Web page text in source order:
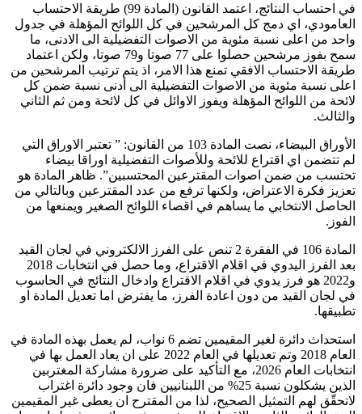
في احتساب النتائج، اعتمد القانون (المادة 99) طريقة الاحتساب
العامودي، اي دمج كل المرشحين في كل اللوائح المؤهلة في جدول
واحد من اعلى نسبة مئوية من الاصوات التفضيلية الى الادنى، ما
سمح بفوز مرشحين حصلوا على 77 صوتا و79 صوتا، ولكن اعتماد
طريقة الاحتساب الافقي تمنع هذا الامر، اذ يتم ترتيب المرشحين من
اعلى نسبة مئوية من الاصوات التفضيلية الى أدنى نسبة ضمن كل
لائحة من اللوائح المؤهلة ويفوز الاوائل في كل لائحة ومن ثم الثاني
والثالث.
الأوراق البيضاء، نصت المادة 103 من القانون: ” تعتبر الاوراق التي
لم تتضمن اي اقتراع للائحة وللأصوات التفضيلية اوراقا بيضاء
تحتسب من ضمن اصوات المقترعين المحتسبين”. ظاهر المادة هو
تعزيز فكرة الاعتراض، ولكنها ترفع من عدد المقترعين وبالتالي من
الحاصل الانتخابي ما يساهم في اقصاء اللوائح الصغير ويمنعها من
الفوز.
المادة 106 في الفقرة 2 تنص على الفرز الالكتروني في لجان القيد
بعد الفرز اليدوي في اقلام الاقتراع، وما حصل في انتخابات 2018
و2022 هو فرز يدوي في اقلام الاقتراع وادخال النتائج في الحاسوب
في لجان القيد من دون اعادة الفرز، ما يفترض اما تعديل المادة او
تطبيقها.
استحداث دائرة لغير المقيمين تضم 6 نواب، لم يعمل بهذه المادة في
العام 2018 وتم تعديلها في العام 2022 على ان يعاد العمل بها في
انتخابات العام 2026، مع التأكيد على ضرورة مشاركة المغتربين
الذين يشكلون نسبة 25% من اللبنانيين فان وجود دائرة اغتراب
لاتحقّق لهم التمثيل الصحيح، لذا من المقترح ان يعطى غير المقيمين